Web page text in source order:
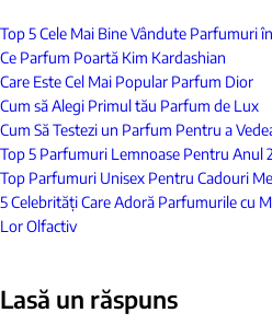
Top 5 Cele Mai Bine Vândute Parfumuri
Ce Parfum Poartă Kim Kardashian
Care Este Cel Mai Popular Parfum Dior
Cum să Alegi Primul tău Parfum de Lux
Cum Să Testezi un Parfum Pentru a
Top 5 Parfumuri Lemnoase Pentru Anul
Top Parfumuri Unisex Pentru Cadouri
5 Celebrități Care Adoră Parfumurile cu
Lor Olfactiv
Lasă un răspuns